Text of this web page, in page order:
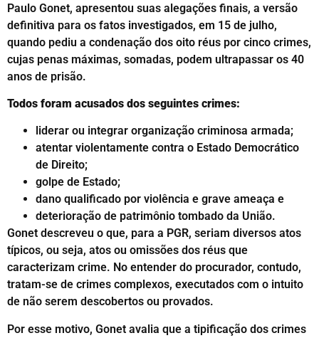
Paulo Gonet, apresentou suas alegações finais, a versão
definitiva para os fatos investigados, em 15 de julho,
quando pediu a condenação dos oito réus por cinco crimes,
cujas penas máximas, somadas, podem ultrapassar os 40
anos de prisão.
Todos foram acusados dos seguintes crimes:
liderar ou integrar organização criminosa armada;
atentar violentamente contra o Estado Democrático
de Direito;
golpe de Estado;
dano qualificado por violência e grave ameaça e
deterioração de patrimônio tombado da União.
Gonet descreveu o que, para a PGR, seriam diversos atos
típicos, ou seja, atos ou omissões dos réus que
caracterizam crime. No entender do procurador, contudo,
tratam-se de crimes complexos, executados com o intuito
de não serem descobertos ou provados.
Por esse motivo, Gonet avalia que a tipificação dos crimes